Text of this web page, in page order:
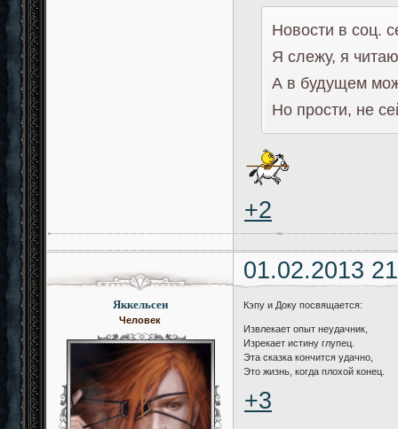
Новости в соц.
Я слежу, я
А в будущем
Но прости, не
+2
01.02.2013
Яккельсен
Человек
Кэпу и Доку посвящается:
Извлекает опыт неудачник,
Изрекает истину глупец.
Эта сказка кончится удачно,
Это жизнь, когда плохой конец.
+3